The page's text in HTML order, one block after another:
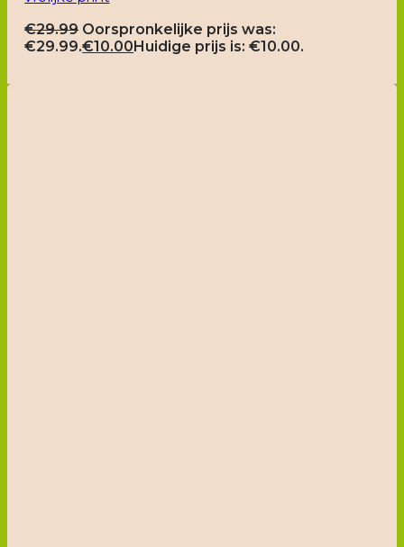
€29.99 Oorspronkelijke prijs was:
€29.99.€10.00Huidige prijs is: €10.00.